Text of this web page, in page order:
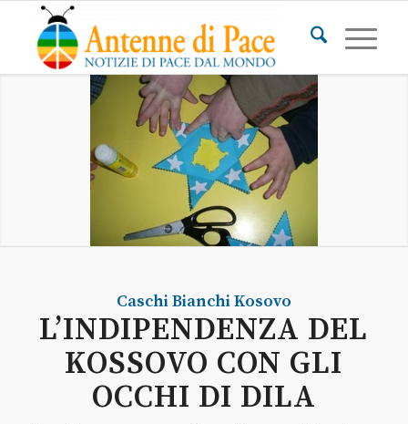
Caschi BianchiKosovo
L’INDIPENDENZA DEL
KOSSOVO CON GLI
OCCHI DI DILA